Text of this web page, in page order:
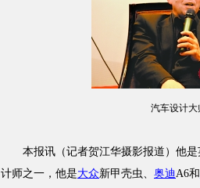
汽车设计大
本报讯（记者贺江华摄影报道）他是
计师之一，他是大众新甲壳虫、 奥迪A6和